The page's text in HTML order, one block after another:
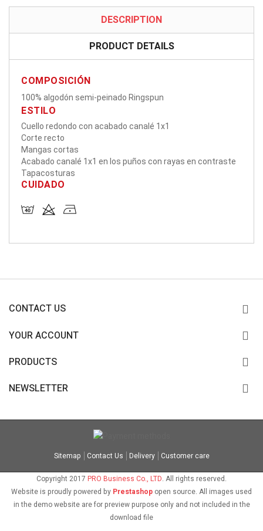
DESCRIPTION
PRODUCT DETAILS
COMPOSICIÓN
100% algodón semi-peinado Ringspun
ESTILO
Cuello redondo con acabado canalé 1x1
Corte recto
Mangas cortas
Acabado canalé 1x1 en los puños con rayas en contraste
Tapacosturas
CUIDADO
CONTACT US
YOUR ACCOUNT
PRODUCTS
NEWSLETTER
Sitemap Contact Us Delivery Customer care
Copyright 2017 PRO Business Co., LTD. All rights reserved.
Website is proudly powered by Prestashop open source. All images used
in the demo website are for preview purpose only and not included in the
download file